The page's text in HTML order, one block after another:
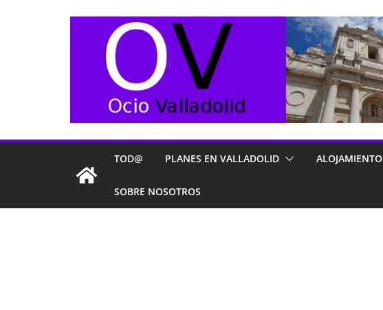
TOD@ PLANES EN VALLADOLID ALOJAMIENTO
SOBRE NOSOTROS